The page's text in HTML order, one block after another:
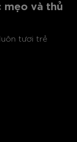
mẹo và thủ
tươi trẻ